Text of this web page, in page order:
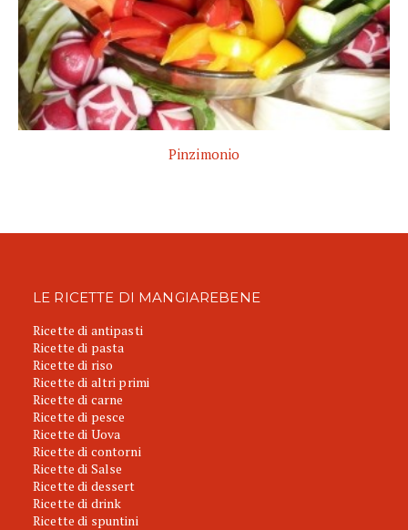
Pinzimonio
LE RICETTE DI MANGIAREBENE
Ricette di antipasti
Ricette di pasta
Ricette di riso
Ricette di altri primi
Ricette di carne
Ricette di pesce
Ricette di Uova
Ricette di contorni
Ricette di Salse
Ricette di dessert
Ricette di drink
Ricette di spuntini